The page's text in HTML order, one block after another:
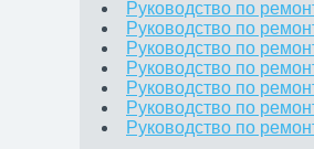
Руководство по
Руководство по
Руководство по
Руководство по
Руководство по
Руководство по
Руководство по